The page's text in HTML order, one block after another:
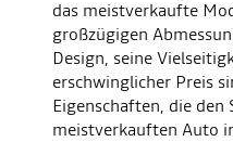
das meistverkaufte
großzügigen
Design, seine
erschwinglicher Preis
Eigenschaften, die den
meistverkauften Auto